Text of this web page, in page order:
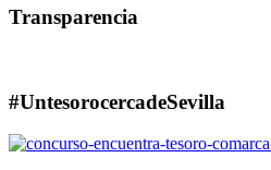
Transparencia
#UntesorocercadeSevilla